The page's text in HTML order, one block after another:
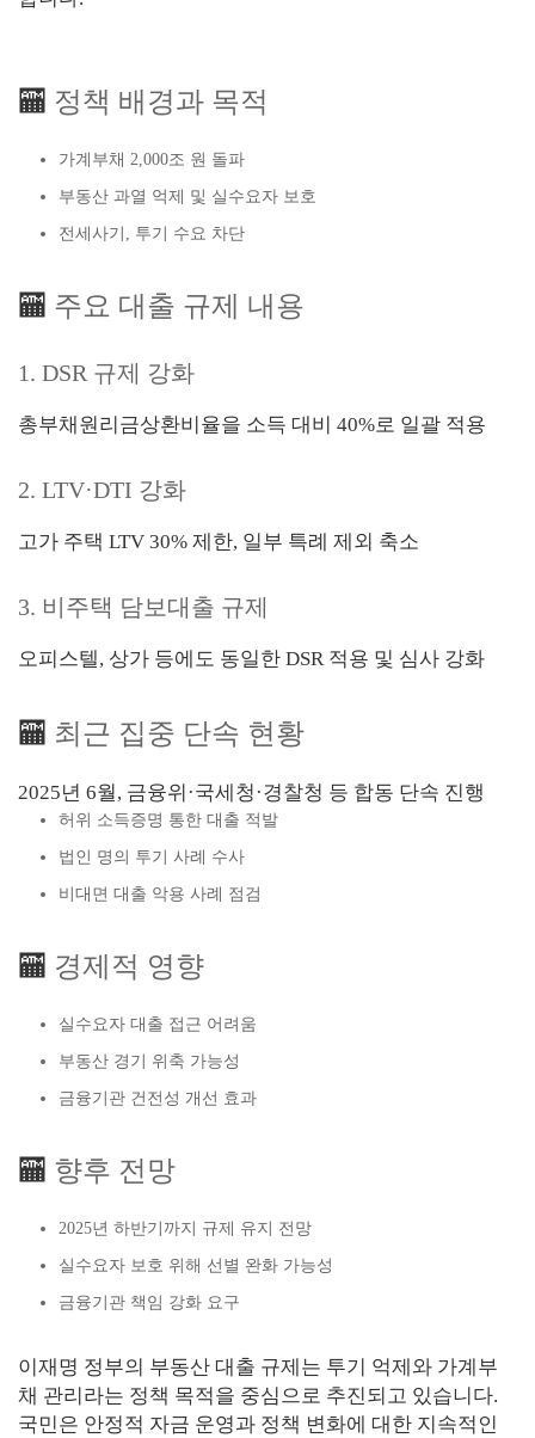
🏧 정책 배경과 목적
가계부채 2,000조 원 돌파
부동산 과열 억제 및 실수요자 보호
전세사기, 투기 수요 차단
🏧 주요 대출 규제 내용
1. DSR 규제 강화
총부채원리금상환비율을 소득 대비 40%로 일괄 적용
2. LTV·DTI 강화
고가 주택 LTV 30% 제한, 일부 특례 제외 축소
3. 비주택 담보대출 규제
오피스텔, 상가 등에도 동일한 DSR 적용 및 심사 강화
🏧 최근 집중 단속 현황
2025년 6월, 금융위·국세청·경찰청 등 합동 단속 진행
허위 소득증명 통한 대출 적발
법인 명의 투기 사례 수사
비대면 대출 악용 사례 점검
🏧 경제적 영향
실수요자 대출 접근 어려움
부동산 경기 위축 가능성
금융기관 건전성 개선 효과
🏧 향후 전망
2025년 하반기까지 규제 유지 전망
실수요자 보호 위해 선별 완화 가능성
금융기관 책임 강화 요구
이재명 정부의 부동산 대출 규제는 투기 억제와 가계부
채 관리라는 정책 목적을 중심으로 추진되고 있습니다.
국민은 안정적 자금 운영과 정책 변화에 대한 지속적인